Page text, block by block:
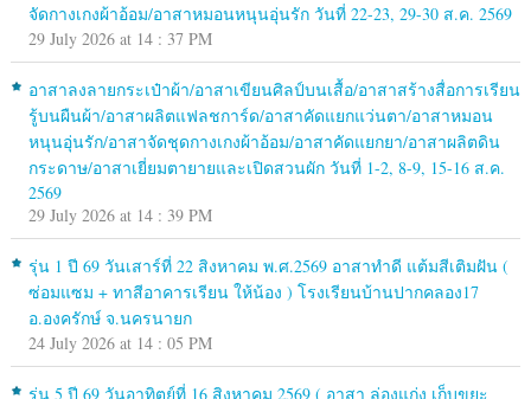
จัดกางเกงผ้าอ้อม/อาสาหมอนหนุนอุ่นรัก วันที่ 22-23, 29-30 ส.ค. 2569
29 July 2026 at 14 : 37 PM
อาสาลงลายกระเป๋าผ้า/อาสาเขียนศิลป์บนเสื้อ/อาสาสร้างสื่อการเรียน
รู้บนผืนผ้า/อาสาผลิตแฟลชการ์ด/อาสาคัดแยกแว่นตา/อาสาหมอน
หนุนอุ่นรัก/อาสาจัดชุดกางเกงผ้าอ้อม/อาสาคัดแยกยา/อาสาผลิตดิน
กระดาษ/อาสาเยี่ยมตายายและเปิดสวนผัก วันที่ 1-2, 8-9, 15-16 ส.ค.
2569
29 July 2026 at 14 : 39 PM
รุ่น 1 ปี 69 วันเสาร์ที่ 22 สิงหาคม พ.ศ.2569 อาสาทำดี แต้มสีเติมฝัน (
ซ่อมแซม + ทาสีอาคารเรียน ให้น้อง ) โรงเรียนบ้านปากคลอง17
อ.องครักษ์ จ.นครนายก
24 July 2026 at 14 : 05 PM
รุ่น 5 ปี 69 วันอาทิตย์ที่ 16 สิงหาคม 2569 ( อาสา ล่องแก่ง เก็บขยะ